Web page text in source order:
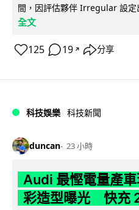
間，因評估夥伴 Irregular 設定
全文
125 19 ↗ 分享
科技娛樂 科技新聞
duncan 23 小時
Audi 最慳電量產
彩造型曝光 快充